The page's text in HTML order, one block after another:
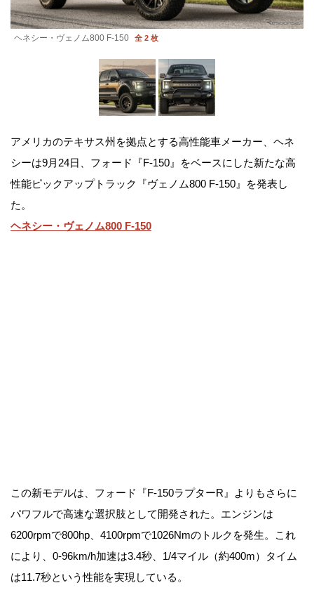
ヘネシー・ヴェノム800 F-150 全 2 枚
アメリカのテキサス州を拠点とする高性能車メーカー、ヘネ
シーは9月24日、フォード『F-150』をベースにした新たな高
性能ピックアップトラック『ヴェノム800 F-150』を発表し
た。
ヘネシー・ヴェノム800 F-150
この新モデルは、フォード『F-150ラプターR』よりもさらに
パワフルで高速な選択肢として開発された。エンジンは
6200rpmで800hp、4100rpmで1026Nmのトルクを発生。これ
により、0-96km/h加速は3.4秒、1/4マイル（約400m）タイム
は11.7秒という性能を実現している。